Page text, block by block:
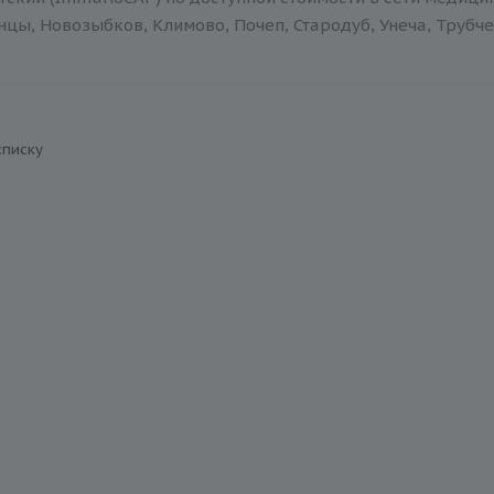
Новозыбков, Климово, Почеп, Стародуб, Унеча,